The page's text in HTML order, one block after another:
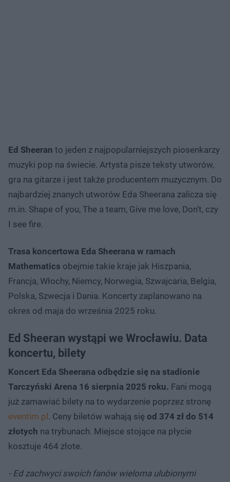
Ed Sheeran to jeden z najpopularniejszych piosenkarzy
muzyki pop na świecie. Artysta pisze teksty utworów,
gra na gitarze i jest także producentem muzycznym. Do
najbardziej znanych utworów Eda Sheerana zalicza się
m.in. Shape of you, The a team, Give me love, Don’t, czy
I see fire.
Trasa koncertowa Eda Sheerana w ramach
Mathematics obejmie takie kraje jak Hiszpania,
Francja, Włochy, Niemcy, Norwegia, Szwajcaria, Belgia,
Polska, Szwecja i Dania. Koncerty zaplanowano na
okres od maja do września 2025 roku.
Ed Sheeran wystąpi we Wrocławiu. Data
koncertu, bilety
Koncert Eda Sheerana odbędzie się na stadionie
Tarczyński Arena 16 sierpnia 2025 roku. Fani mogą
już zamawiać bilety na to wydarzenie poprzez stronę
eventim.pl. Ceny biletów wahają się od 374 zł do 514
złotych na trybunach. Miejsce stojące na płycie
kosztuje 464 złote.
- Ed zachwyci swoich fanów wieloma ulubionymi